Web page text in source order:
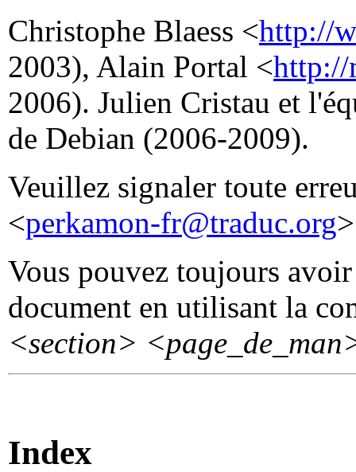
Christophe Blaess <http://
2003), Alain Portal <http://
2006). Julien Cristau et
de Debian (2006-2009).
Veuillez signaler toute
<perkamon-fr@traduc.org
Vous pouvez toujours
document en utilisant la
<section>
Index